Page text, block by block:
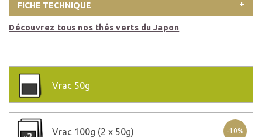
FICHE TECHNIQUE
Découvrez tous nos thés verts du Japon
Vrac 50g
-10%
Vrac 100g (2 x 50g)